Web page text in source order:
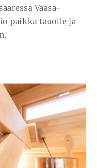
Vaasa-
paikka tauolle ja